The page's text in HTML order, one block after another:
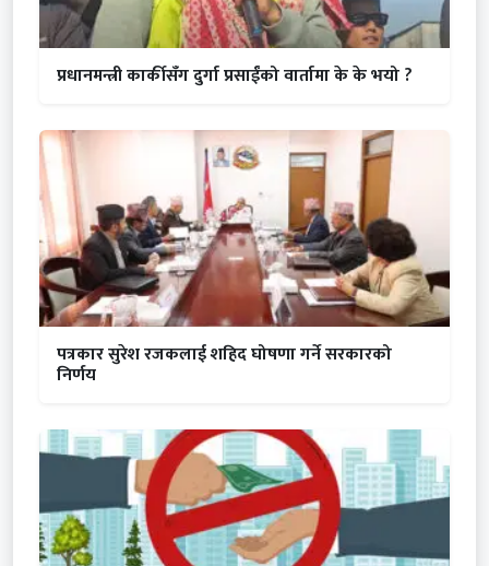
प्रधानमन्त्री कार्कीसँग दुर्गा प्रसाईंको वार्तामा के के भयो ?
पत्रकार सुरेश रजकलाई शहिद घोषणा गर्ने सरकारको
निर्णय